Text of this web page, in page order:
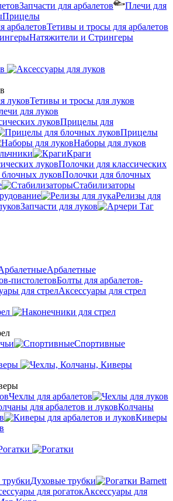
Запчасти для арбалетов
Плечи для
Прицелы
Тетивы и тросы для арбалетов
Натяжители и Стрингеры
Тетивы и тросы для луков
для луков
Прицелы для
Прицелы
Наборы для луков
Краги
Полочки для классических
Полочки для блочных
Стабилизаторы
Релизы для
Запчасти для луков
Арбалетные
Болты для арбалетов-
Аксессуары для стрел
Спортивные
Чехлы для арбалетов
Колчаны
Киверы
Духовые трубки
Аксессуары для